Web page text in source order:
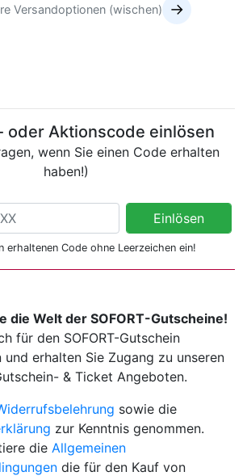
Versandoptionen (wischen) →
oder Aktionscode einlösen
wenn Sie einen Code erhalten
haben!)
einlösen
Sie einen Code erhalten haben!)
Einlösen
erhaltenen Code ohne Leerzeichen ein!
die Welt der SOFORT-Gutscheine!
für den SOFORT-Gutschein
erhalten Sie Zugang zu unseren
& Ticket Angeboten.
sowie die
zur Kenntnis genommen.
die Allgemeinen
die für den Kauf von